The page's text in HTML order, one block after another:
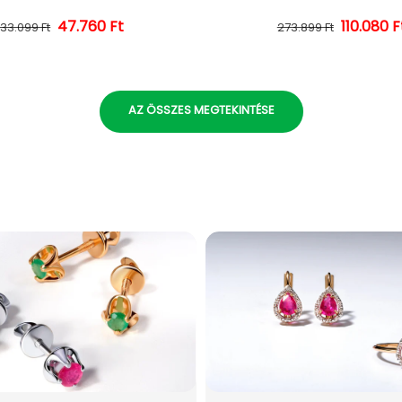
Normál ár
Ft Kedvezményes ár
47.760 Ft Normál
273.899 Ft 110.080
AZ ÖSSZES MEGTEKINTÉSE